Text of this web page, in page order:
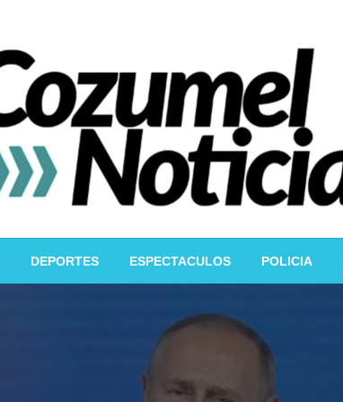
DEPORTES ESPECTACULOS POLICIA